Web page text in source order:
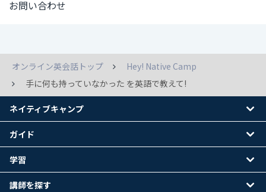
お問い合わせ
オンライン英会話トップ
Hey! Native Camp
手に何も持っていなかった を英語で教えて!
ネイティブキャンプ
ガイド
学習
講師を探す